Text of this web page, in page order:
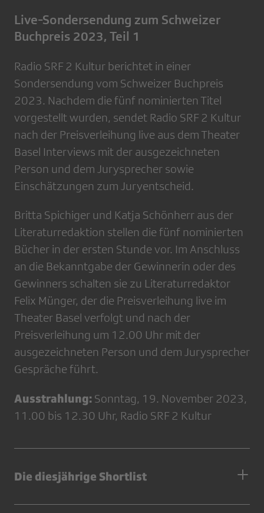
Live-Sondersendung zum Schweizer
Buchpreis 2023, Teil 1
Radio SRF 2 Kultur berichtet in einer
Sondersendung vom Schweizer Buchpreis
2023. Nachdem die fünf nominierten Titel
vorgestellt wurden, sendet Radio SRF 2 Kultur
nach der Preisverleihung live aus dem Theater
Basel Interviews mit der ausgezeichneten
Person und dem Jurysprecher sowie
Einschätzungen zum Juryentscheid.
Britta Spichiger und Katja Schönherr aus der
Literaturredaktion stellen die fünf nominierten
Bücher in der ersten Stunde vor. Im Anschluss
an die Bekanntgabe der Gewinnerin oder des
Gewinners schalten sie zu Literaturredaktor
Felix Münger, der die Preisverleihung live im
Theater Basel verfolgt und nach der
Preisverleihung um 12.00 Uhr mit der
ausgezeichneten Person und dem Jurysprecher
Gespräche führt.
Ausstrahlung: Sonntag, 19. November 2023,
11.00 bis 12.30 Uhr, Radio SRF 2 Kultur
Die diesjährige Shortlist